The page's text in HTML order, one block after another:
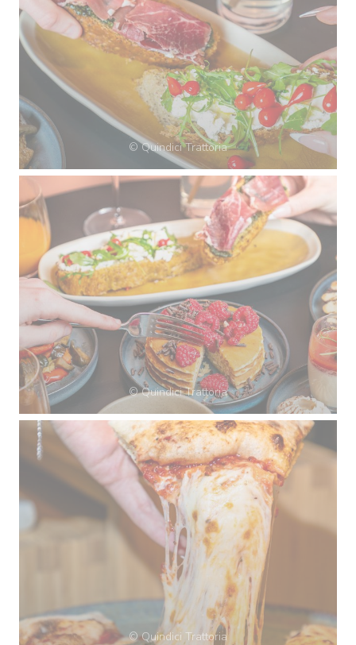
© Quindici Trattoria
© Quindici Trattoria
© Quindici Trattoria